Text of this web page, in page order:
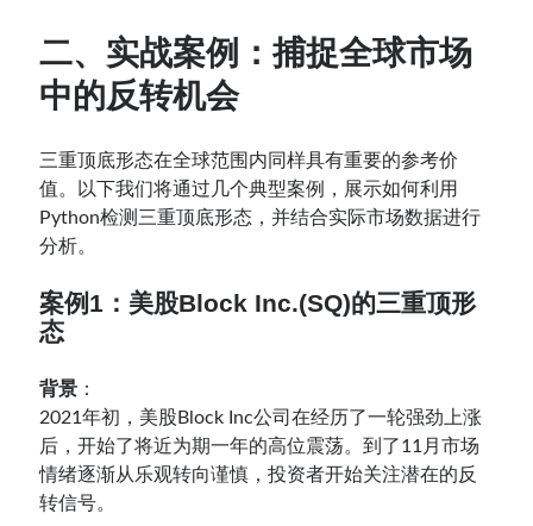
二、实战案例：捕捉全球市场
中的反转机会
三重顶底形态在全球范围内同样具有重要的参考价
值。以下我们将通过几个典型案例，展示如何利用
Python检测三重顶底形态，并结合实际市场数据进行
分析。
案例1：美股Block Inc.(SQ)的三重顶形
态
背景 ：
2021年初，美股Block Inc公司在经历了一轮强劲上涨
后，开始了将近为期一年的高位震荡。到了11月市场
情绪逐渐从乐观转向谨慎，投资者开始关注潜在的反
转信号。